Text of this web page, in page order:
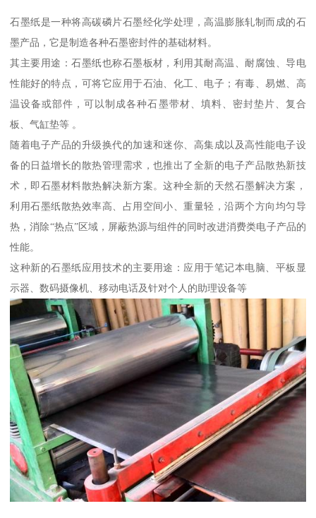
石墨纸是一种将高碳磷片石墨经化学处理，高温膨胀轧制而成的石
墨产品，它是制造各种石墨密封件的基础材料。
其主要用途：石墨纸也称石墨板材，利用其耐高温、耐腐蚀、导电
性能好的特点，可将它应用于石油、化工、电子；有毒、易燃、高
温设备或部件，可以制成各种石墨带材、填料、密封垫片、复合
板、气缸垫等 。
随着电子产品的升级换代的加速和迷你、高集成以及高性能电子设
备的日益增长的散热管理需求，也推出了全新的电子产品散热新技
术，即石墨材料散热解决新方案。这种全新的天然石墨解决方案，
利用石墨纸散热效率高、占用空间小、重量轻，沿两个方向均匀导
热，消除“热点”区域，屏蔽热源与组件的同时改进消费类电子产品的
性能。
这种新的石墨纸应用技术的主要用途：应用于笔记本电脑、平板显
示器、数码摄像机、移动电话及针对个人的助理设备等